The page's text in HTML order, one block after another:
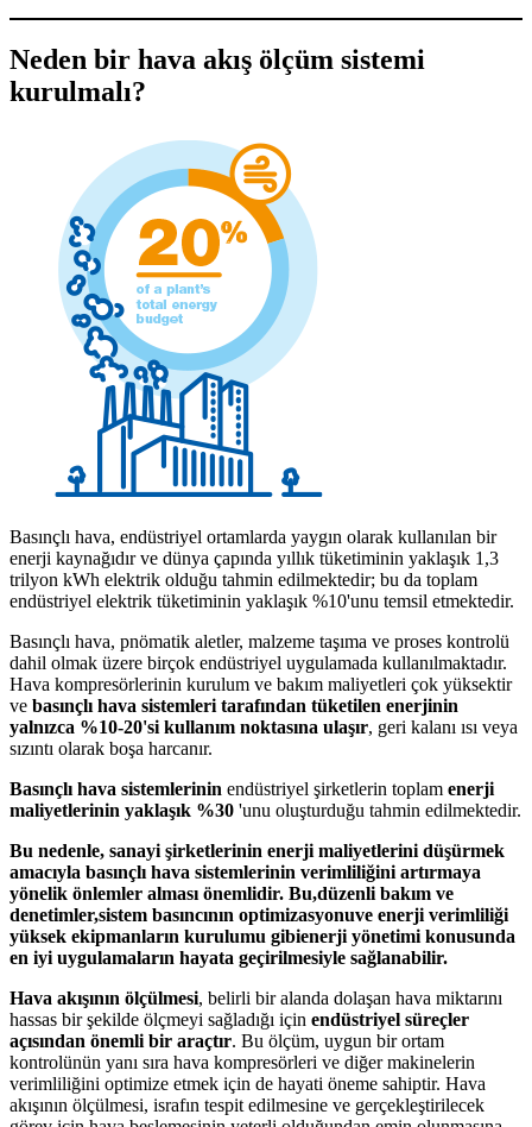
Neden bir hava akış ölçüm sistemi
kurulmalı?
Basınçlı hava, endüstriyel ortamlarda yaygın olarak kullanılan bir
enerji kaynağıdır ve dünya çapında yıllık tüketiminin yaklaşık 1,3
trilyon kWh elektrik olduğu tahmin edilmektedir; bu da toplam
endüstriyel elektrik tüketiminin yaklaşık %10'unu temsil etmektedir.
Basınçlı hava, pnömatik aletler, malzeme taşıma ve proses kontrolü
dahil olmak üzere birçok endüstriyel uygulamada kullanılmaktadır.
Hava kompresörlerinin kurulum ve bakım maliyetleri çok yüksektir
ve basınçlı hava sistemleri tarafından tüketilen enerjinin
yalnızca %10-20'si kullanım noktasına ulaşır, geri kalanı ısı veya
sızıntı olarak boşa harcanır.
Basınçlı hava sistemlerinin endüstriyel şirketlerin toplam enerji
maliyetlerinin yaklaşık %30 'unu oluşturduğu tahmin edilmektedir.
Bu nedenle, sanayi şirketlerinin enerji maliyetlerini düşürmek
amacıyla basınçlı hava sistemlerinin verimliliğini artırmaya
yönelik önlemler alması önemlidir. Bu,düzenli bakım ve
denetimler,sistem basıncının optimizasyonuve enerji verimliliği
yüksek ekipmanların kurulumu gibienerji yönetimi konusunda
en iyi uygulamaların hayata geçirilmesiyle sağlanabilir.
Hava akışının ölçülmesi, belirli bir alanda dolaşan hava miktarını
hassas bir şekilde ölçmeyi sağladığı için endüstriyel süreçler
açısından önemli bir araçtır. Bu ölçüm, uygun bir ortam
kontrolünün yanı sıra hava kompresörleri ve diğer makinelerin
verimliliğini optimize etmek için de hayati öneme sahiptir. Hava
akışının ölçülmesi, israfın tespit edilmesine ve gerçekleştirilecek